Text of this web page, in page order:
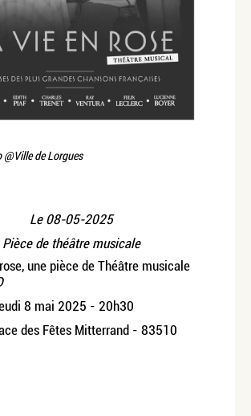
@Ville de Lorgues
Le 08-05-2025
Pièce de théâtre musicale
une pièce de Théâtre musicale
8 mai 2025 - 20h30
des Fêtes Mitterrand - 83510